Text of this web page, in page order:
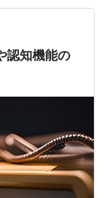
ジでないんだ
い〜ことでし
認知機能の